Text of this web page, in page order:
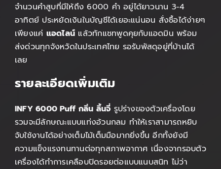
จำนวนคำสูบที่มีให้ถึง 6000 คำ อยู่ได้ยาวนาน 3-4
อาทิตย์ ประหยัดเงินในบัญชีได้เยอะแน่นอน สั่งซื้อได้ง่ายๆ
เพียงแค่ แอดไลน์ แล้วทักแชทพูดคุยกับแอดมิน พร้อม
ส่งด่วนทุกจังหวัดในประเทศไทย รอรับพัสดุอยู่ที่บ้านได้
เลย
รายละเอียดเพิ่มเติม
INFY 6000 Puff กลิ่น ลิ้นจี่ รูปร่างของตัวเครื่องโดย
รวมจะมีลักษณะแบบแท่งอ้วนกลม ทำให้เราสามารถหยิบ
จับใช้งานได้อย่างเต็มไม้เต็มมือมากยิ่งขึ้น อีกทั้งยังมี
ความแข็งแรงทนทานต่อทุกสภาพอากาศ เนื่องจากรอบตัว
เครื่องได้ทำการเคลือบปิดรอยต่อแบบแนบสนิท ไม่ว่า